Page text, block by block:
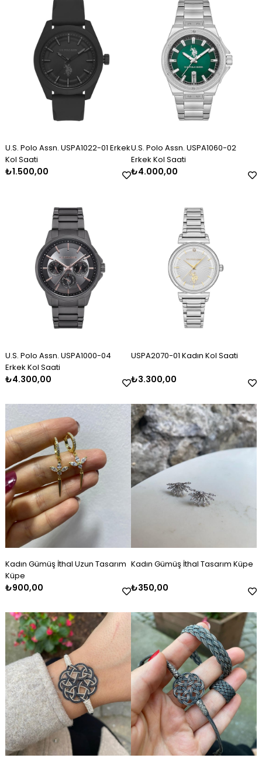
Erkek Gümüş Kazaziye Tesbih
₺2.120,00
Kadın Gümüş Trend Tasarım
₺11.000,00
Kadın Gümüş Taşlı Markiz
Bileklik 2325
₺3.000,00
U.S. Polo Assn. USPA1022-01 Erkek
Kol Saati
₺1.500,00
U.S. Polo Assn. USPA1060-02
Erkek Kol Saati
₺4.000,00
U.S. Polo Assn. USPA1000-04
Erkek Kol Saati
₺4.300,00
USPA2070-01 Kadın Kol Saati
₺3.300,00
Kadın Gümüş İthal Uzun Tasarım
Küpe
₺900,00
Kadın Gümüş İthal Tasarım Küpe
₺350,00